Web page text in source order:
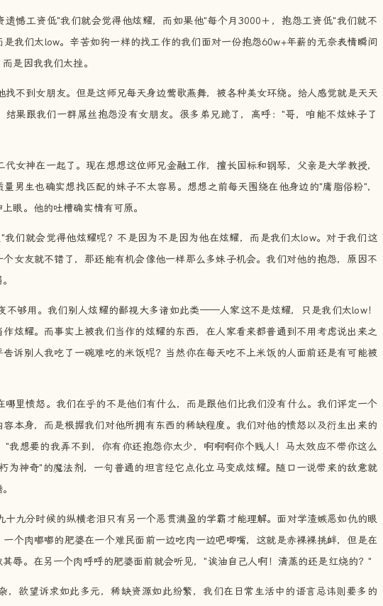
遗憾工资低"我们就会觉得他炫耀，而如果他"每个月3000＋，抱怨工资低"我们就不
我们太low。辛苦如狗一样的找工作的我们面对一份抱怨60w+年薪的无奈表情瞬间
是因我我们太挫。
找不到女朋友。但是这师兄每天身边莺歌燕舞，被各种美女环绕。给人感觉就是天天
结果跟我们一群屌丝抱怨没有女朋友。很多弟兄跪了，高呼："哥，咱能不炫妹子了
代女神在一起了。现在想想这位师兄金融工作，擅长国标和钢琴，父亲是大学教授，
男生也确实想找匹配的妹子不太容易。想想之前每天围绕在他身边的"庸脂俗粉"，
眼。他的吐槽确实情有可原。
我们就会觉得他炫耀呢？不是因为不是因为他在炫耀，而是我们太low。对于我们这
女友就不错了，那还能有机会像他一样那么多妹子机会。我们对他的抱怨，原因不
不够用。我们别人炫耀的鄙视大多诸如此类——人家这不是炫耀，只是我们太low！
炫耀。而事实上被我们当作的炫耀的东西，在人家看来都普通到不用考虑说出来之
诉别人我吃了一碗难吃的米饭呢？当然你在每天吃不上米饭的人面前还是有可能被
哪里愤怒。我们在乎的不是他们有什么，而是跟他们比我们没有什么。我们评定一个
本身，而是根据我们对他所拥有东西的稀缺程度。我们对他的愤怒以及衍生出来的
"我想要的我弄不到，你有你还抱怨你太少，啊啊啊你个贱人！马太效应不带你这么
神奇"的魔法剂，一句普通的坦言经它点化立马变成炫耀。随口一说带来的敌意就
十九分时候的纵横老泪只有另一个恶贯满盈的学霸才能理解。面对学渣嫉恶如仇的眼
个肉嘟嘟的肥婆在一个难民面前一边吃肉一边吧唧嘴，这就是赤裸裸挑衅，但是在
辱。在另一个肉呼呼的肥婆面前就会听见，"诶油自己人啊！清蒸的还是红烧的？"
，欲望诉求如此多元，稀缺资源如此纷繁，我们在日常生活中的语言忌讳则要多的